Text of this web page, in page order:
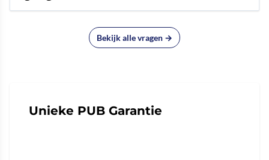
Bekijk alle vragen →
Unieke PUB Garantie